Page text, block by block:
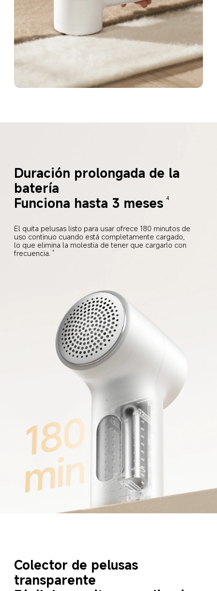
Duración prolongada de la
batería
Funciona hasta 3 meses 4
El quita pelusas listo para usar ofrece 180 minutos de
uso continuo cuando está completamente cargado,
lo que elimina la molestia de tener que cargarlo con
frecuencia.
4
Colector de pelusas
transparente